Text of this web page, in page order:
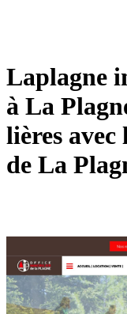
Laplagne
à La
lières
de La